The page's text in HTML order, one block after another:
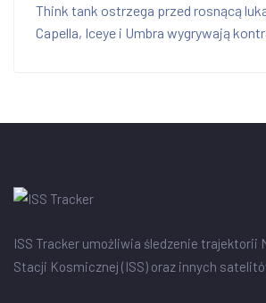
Think tank ostrzega przed rosnącą
Capella, Iceye i Umbra wygrywają
ISS Tracker umożliwia śledzenie trajektorii
Stacji Kosmicznej (ISS) oraz innych